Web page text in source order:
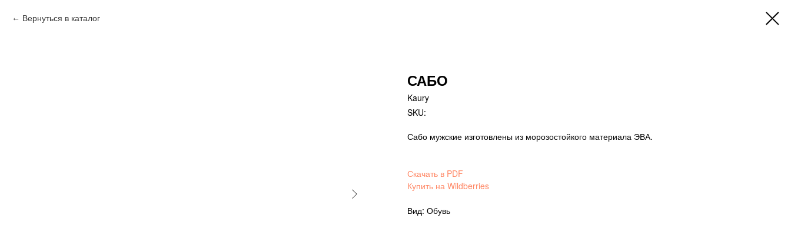
Вернуться в каталог
САБО
Kaury
SKU:
Сабо мужские изготовлены из морозостойкого материала ЭВА.
Скачать в PDF
Купить на Wildberries
Вид: Обувь